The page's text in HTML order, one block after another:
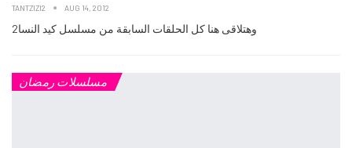
TANTZIZI2 AUG 14, 2012
وهتلاقى هنا كل الحلقات السابقة من مسلسل كيد النسا2
مسلسلات رمضان